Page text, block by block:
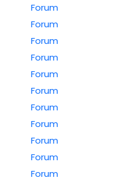
Forum
Forum
Forum
Forum
Forum
Forum
Forum
Forum
Forum
Forum
Forum